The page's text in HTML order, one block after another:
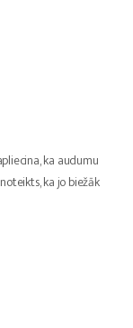
ka audumu
ka jo biežāk